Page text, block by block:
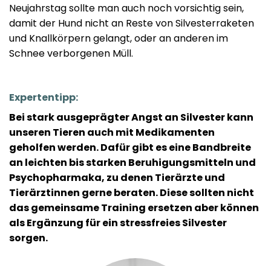
Neujahrstag sollte man auch noch vorsichtig sein,
damit der Hund nicht an Reste von Silvesterraketen
und Knallkörpern gelangt, oder an anderen im
Schnee verborgenen Müll.
Expertentipp:
Bei stark ausgeprägter Angst an Silvester kann
unseren Tieren auch mit Medikamenten
geholfen werden. Dafür gibt es eine Bandbreite
an leichten bis starken Beruhigungsmitteln und
Psychopharmaka, zu denen Tierärzte und
Tierärztinnen gerne beraten. Diese sollten nicht
das gemeinsame Training ersetzen aber können
als Ergänzung für ein stressfreies Silvester
sorgen.